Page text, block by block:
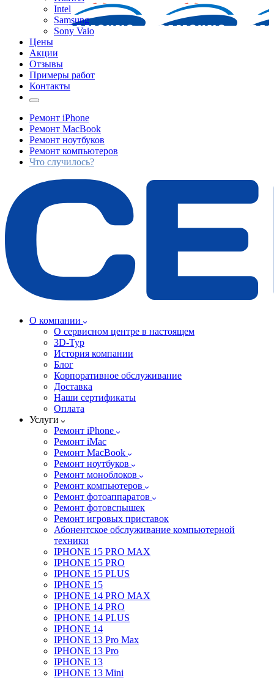
Intel
Samsung
Sony Vaio
Цены
Акции
Отзывы
Примеры работ
Контакты
Ремонт iPhone
Ремонт MacBook
Ремонт ноутбуков
Ремонт компьютеров
Что случилось?
О компании
О сервисном центре в настоящем
3D-Тур
История компании
Блог
Корпоративное обслуживание
Доставка
Наши сертификаты
Оплата
Услуги
Ремонт iPhone
Ремонт iMac
Ремонт MacBook
Ремонт ноутбуков
Ремонт моноблоков
Ремонт компьютеров
Ремонт фотоаппаратов
Ремонт фотовспышек
Ремонт игровых приставок
Абонентское обслуживание компьютерной
техники
IPHONE 15 PRO MAX
IPHONE 15 PRO
IPHONE 15 PLUS
IPHONE 15
IPHONE 14 PRO MAX
IPHONE 14 PRO
IPHONE 14 PLUS
IPHONE 14
IPHONE 13 Pro Max
IPHONE 13 Pro
IPHONE 13
IPHONE 13 Mini